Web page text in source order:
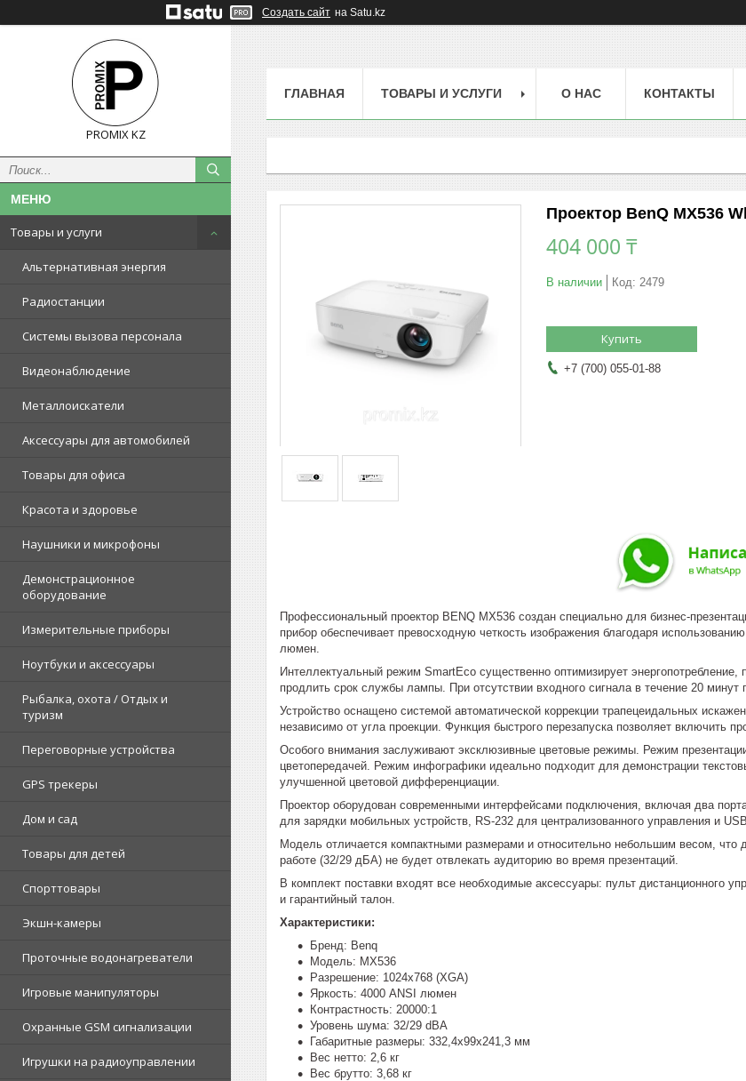
Создать сайт на Satu.kz
PROMIX KZ
Товары и услуги
Альтернативная энергия
Радиостанции
Системы вызова персонала
Видеонаблюдение
Металлоискатели
Аксессуары для автомобилей
Товары для офиса
Красота и здоровье
Наушники и микрофоны
Демонстрационное
оборудование
Измерительные приборы
Ноутбуки и аксессуары
Рыбалка, охота / Отдых и
туризм
Переговорные устройства
GPS трекеры
Дом и сад
Товары для детей
Спорттовары
Экшн-камеры
Проточные водонагреватели
Игровые манипуляторы
Охранные GSM сигнализации
Игрушки на радиоуправлении
ГЛАВНАЯ ТОВАРЫ И УСЛУГИ О НАС КОНТАКТЫ
Проектор BenQ MX536
404 000 ₸
В наличии Код: 2479
Купить
+7 (700) 055-01-88
Профессиональный проектор BENQ MX536 создан специально для бизнес-
прибор обеспечивает превосходную четкость изображения благодаря
люмен.
Интеллектуальный режим SmartEco существенно оптимизирует энергопотребление,
продлить срок службы лампы. При отсутствии входного сигнала в течение 20 минут
Устройство оснащено системой автоматической коррекции трапецеидальных
независимо от угла проекции. Функция быстрого перезапуска позволяет включить
Особого внимания заслуживают эксклюзивные цветовые режимы. Режим
цветопередачей. Режим инфографики идеально подходит для демонстрации
улучшенной цветовой дифференциации.
Проектор оборудован современными интерфейсами подключения, включая два
для зарядки мобильных устройств, RS-232 для централизованного управления и
Модель отличается компактными размерами и относительно небольшим весом, что
работе (32/29 дБА) не будет отвлекать аудиторию во время презентаций.
В комплект поставки входят все необходимые аксессуары: пульт дистанционного
и гарантийный талон.
Характеристики:
Бренд: Benq
Модель: MX536
Разрешение: 1024х768 (XGA)
Яркость: 4000 ANSI люмен
Контрастность: 20000:1
Уровень шума: 32/29 dBA
Габаритные размеры: 332,4x99x241,3 мм
Вес нетто: 2,6 кг
Вес брутто: 3,68 кг